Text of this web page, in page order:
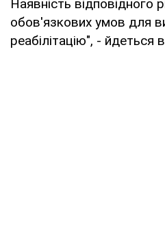
Наявність відповідного
обов'язкових умов для
реабілітацію", - йдеться